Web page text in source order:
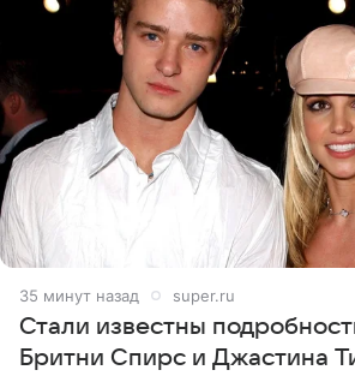
35 минут назад super.ru
Стали известны
Бритни Спирс и Джастина